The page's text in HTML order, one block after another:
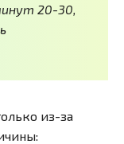
20-30,
из-за